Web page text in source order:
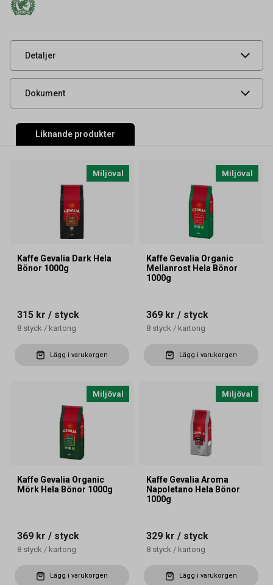
Detaljer
artikelnummer
Typ Hela bönor
Dokument
Livsmedelsdatablad
Liknande produkter
Miljöval
Kaffe Gevalia Dark Hela
Bönor 1000g
315 kr / styck
8 styck / kartong
Lägg i varukorgen
Miljöval
Kaffe Gevalia Organic
Mellanrost Hela Bönor
1000g
369 kr / styck
8 styck / kartong
Lägg i varukorgen
Miljöval
Kaffe Gevalia Organic
Mörk Hela Bönor 1000g
369 kr / styck
8 styck / kartong
Lägg i varukorgen
Miljöval
Kaffe Gevalia Aroma
Napoletano Hela Bönor
1000g
329 kr / styck
8 styck / kartong
Lägg i varukorgen